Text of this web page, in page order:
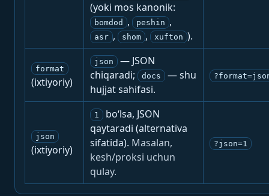
(yoki mos kanonik:
bomdod , peshin ,
asr , shom , xufton ).
format
(ixtiyoriy)
json
— JSON
chiqaradi;
docs
— shu
hujjat sahifasi.
json
(ixtiyoriy)
1
bo‘lsa, JSON
qaytaradi (alternativa
sifatida). Masalan,
kesh/proksi uchun
qulay.
?json=1